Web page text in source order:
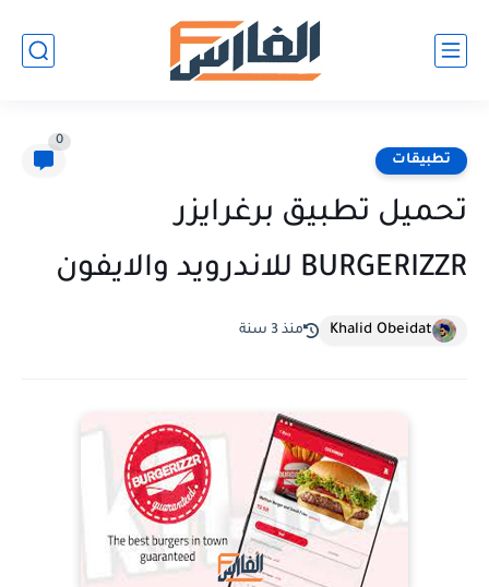
تطبيقات
0
تحميل تطبيق برغرايزر
BURGERIZZR للاندرويد والايفون
Khalid Obeidat منذ 3 سنة